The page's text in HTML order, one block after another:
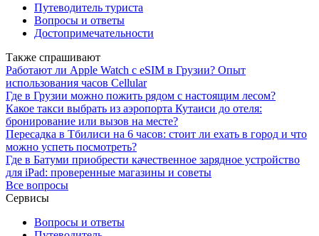
Путеводитель туриста
Вопросы и ответы
Достопримечательности
Также спрашивают
Работают ли Apple Watch с eSIM в Грузии? Опыт
использования часов Cellular
Где в Грузии можно пожить рядом с настоящим лесом?
Какое такси выбрать из аэропорта Кутаиси до отеля:
бронирование или вызов на месте?
Пересадка в Тбилиси на 6 часов: стоит ли ехать в город и что
можно успеть посмотреть?
Где в Батуми приобрести качественное зарядное устройство
для iPad: проверенные магазины и советы
Все вопросы
Сервисы
Вопросы и ответы